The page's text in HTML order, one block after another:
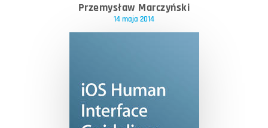
Przemysław Marczyński
14 maja 2014